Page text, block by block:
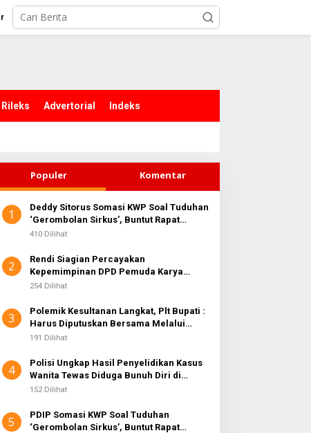
Rileks Advertorial Indeks
Populer Komentar
1
Deddy Sitorus Somasi KWP Soal Tuduhan
‘Gerombolan Sirkus’, Buntut Rapat
Komisi II Dipimpin Sufmi Dasco Ahmad
410 Dilihat
2
Rendi Siagian Percayakan
Kepemimpinan DPD Pemuda Karya
Nasional Kota Medan kepada Josef
254 Dilihat
3
Polemik Kesultanan Langkat, Plt Bupati :
Harus Diputuskan Bersama Melalui
Forum Dialog
191 Dilihat
4
Polisi Ungkap Hasil Penyelidikan Kasus
Wanita Tewas Diduga Bunuh Diri di
Komplek Bumi Asri Medan
152 Dilihat
5
PDIP Somasi KWP Soal Tuduhan
‘Gerombolan Sirkus’, Buntut Rapat